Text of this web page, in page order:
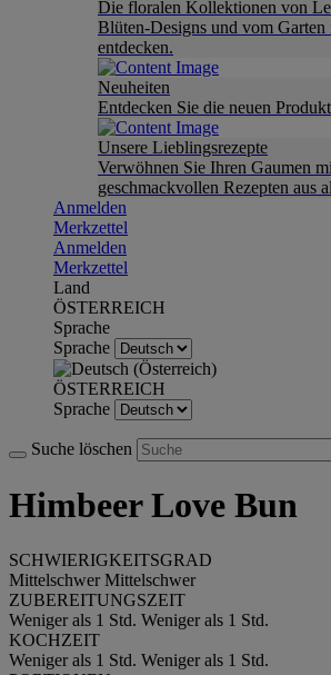
Die floralen Kollektionen von
Blüten-Designs und vom Garten
entdecken.
Neuheiten
Entdecken Sie die neuen
Unsere Lieblingsrezepte
Verwöhnen Sie Ihren Gaumen
geschmackvollen Rezepten aus
Anmelden
Merkzettel
Anmelden
Merkzettel
Land
ÖSTERREICH
Sprache
Sprache
ÖSTERREICH
Sprache
Suche löschen
Himbeer Love Bun
SCHWIERIGKEITSGRAD
Mittelschwer Mittelschwer
ZUBEREITUNGSZEIT
Weniger als 1 Std. Weniger als 1 Std.
KOCHZEIT
Weniger als 1 Std. Weniger als 1 Std.